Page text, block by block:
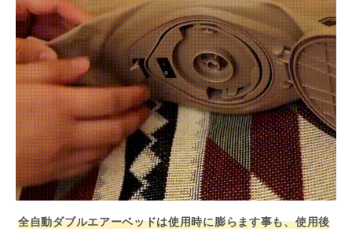
全自動ダブルエアーベッドは使用時に膨らます事も、使用後